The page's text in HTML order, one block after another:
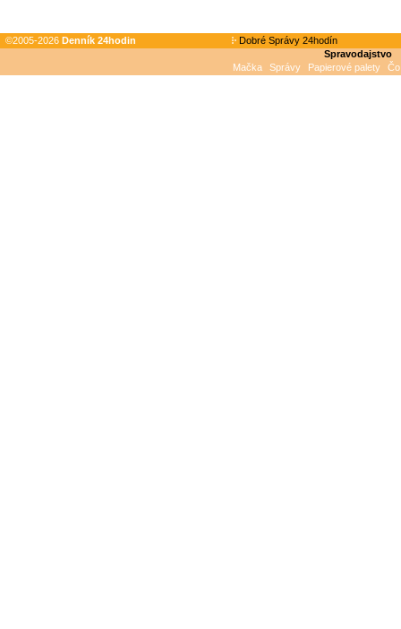
©2005-2026 Denník 24hodin
Dobré Správy 24hodín
Spravodajstvo
Mačka
Správy Papierové palety